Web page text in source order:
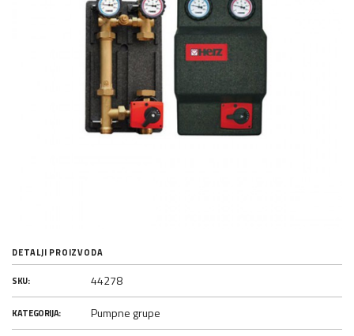
DETALJI PROIZVODA
SKU: 44278
KATEGORIJA: Pumpne grupe